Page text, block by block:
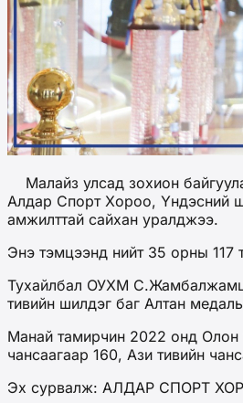
Малайз улсад зохион
Алдар Спорт Хороо, Үндэсний
амжилттай сайхан уралджээ.
Энэ тэмцээнд нийт 35 орны
Тухайлбал ОУХМ С.Жамбалжамц
тивийн шилдэг баг Алтан
Манай тамирчин 2022 онд Олон
чансаагаар 160, Ази тивийн
Эх сурвалж: АЛДАР СПОРТ